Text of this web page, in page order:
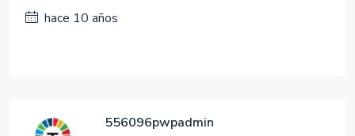
hace 10 años
556096pwpadmin